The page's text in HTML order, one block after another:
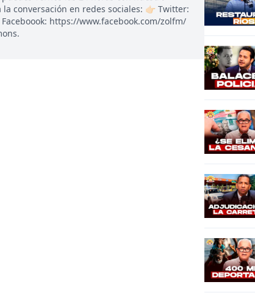
en redes sociales: 👉🏻 Twitter:
https://www.facebook.com/zolfm/